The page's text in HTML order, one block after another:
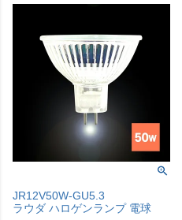
JR12V50W-GU5.3
ラウダ ハロゲンランプ 電球